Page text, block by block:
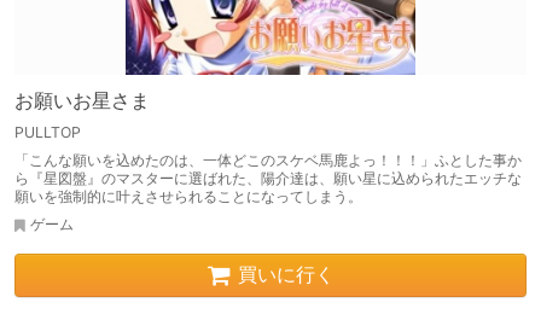
お願いお星さま
PULLTOP
「こんな願いを込めたのは、一体どこのスケベ馬鹿よっ！！！」ふとした事か
ら『星図盤』のマスターに選ばれた、陽介達は、願い星に込められたエッチな
願いを強制的に叶えさせられることになってしまう。
ゲーム
買いに行く